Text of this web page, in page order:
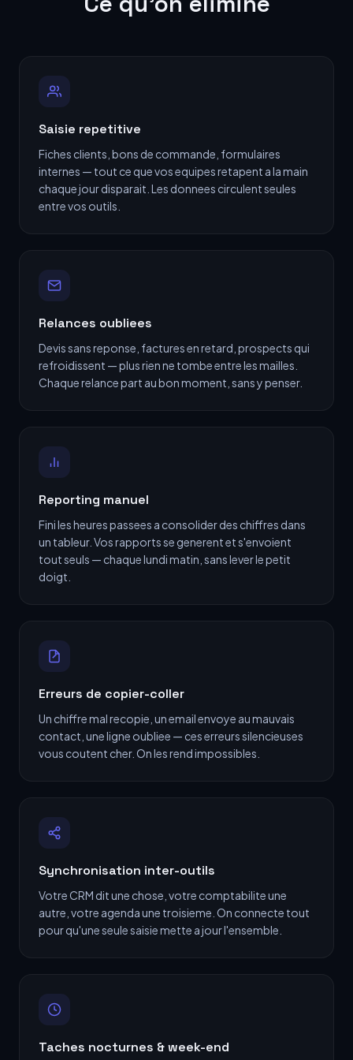
Saisie repetitive
Fiches clients, bons de commande, formulaires
internes — tout ce que vos equipes retapent a la main
chaque jour disparait. Les donnees circulent seules
entre vos outils.
Relances oubliees
Devis sans reponse, factures en retard, prospects qui
refroidissent — plus rien ne tombe entre les mailles.
Chaque relance part au bon moment, sans y penser.
Reporting manuel
Fini les heures passees a consolider des chiffres dans
un tableur. Vos rapports se generent et s'envoient
tout seuls — chaque lundi matin, sans lever le petit
doigt.
Erreurs de copier-coller
Un chiffre mal recopie, un email envoye au mauvais
contact, une ligne oubliee — ces erreurs silencieuses
vous coutent cher. On les rend impossibles.
Synchronisation inter-outils
Votre CRM dit une chose, votre comptabilite une
autre, votre agenda une troisieme. On connecte tout
pour qu'une seule saisie mette a jour l'ensemble.
Taches nocturnes & week-end